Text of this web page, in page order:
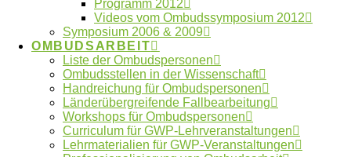
Programm 2012
Videos vom Ombudssymposium 2012
Symposium 2006 & 2009
OMBUDSARBEIT
Liste der Ombudspersonen
Ombudsstellen in der Wissenschaft
Handreichung für Ombudspersonen
Länderübergreifende Fallbearbeitung
Workshops für Ombudspersonen
Curriculum für GWP-Lehrveranstaltungen
Lehrmaterialien für GWP-Veranstaltungen
Künstliche Intelligenz Machtmissbrauch
Ombudsgremium
Ombudsverfahren
Ombudswesen Plagiate
Publikationspraxis Verlage Vertraulichkeit
Whistleblower